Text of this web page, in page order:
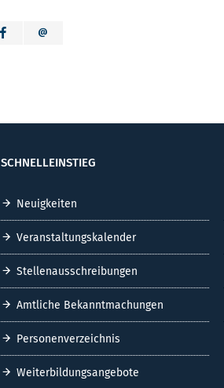
SCHNELLEINSTIEG
Neuigkeiten
Veranstaltungskalender
Stellenausschreibungen
Amtliche Bekanntmachungen
Personenverzeichnis
Weiterbildungsangebote